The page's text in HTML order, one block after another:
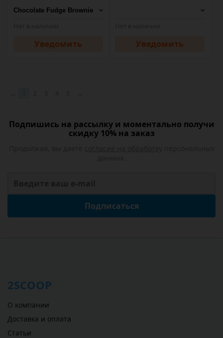
Уведомить Уведомить
Подпишись на рассылку и моментально получи
скидку 10% на заказ
Подписаться
2SCOOP
О компании
Доставка и оплата
Статьи